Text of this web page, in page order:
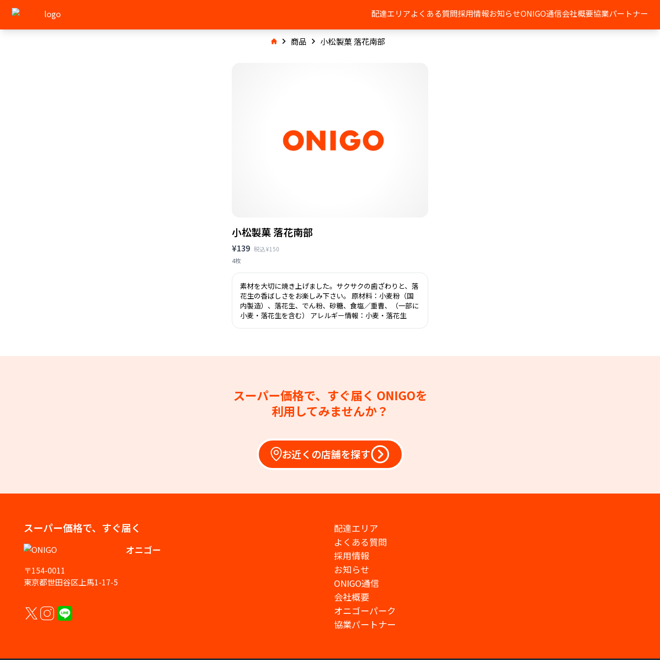
配達エリアよくある質問採用情報お知らせONIGO通信会社概要協業パートナー
商品 小松製菓 落花南部
小松製菓 落花南部
¥139 税込¥150
4枚
素材を大切に焼き上げました。サクサクの歯ざわりと、落
花生の香ばしさをお楽しみ下さい。 原材料：小麦粉（国
内製造）、落花生、でん粉、砂糖、食塩／重曹、（一部に
小麦・落花生を含む） アレルギー情報：小麦・落花生
スーパー価格で、すぐ届く ONIGOを
利用してみませんか？
お近くの店舗を探す
スーパー価格で、すぐ届く
オニゴー
〒154-0011
東京都世田谷区上馬1-17-5
配達エリア
よくある質問
採用情報
お知らせ
ONIGO通信
会社概要
オニゴーパーク
協業パートナー